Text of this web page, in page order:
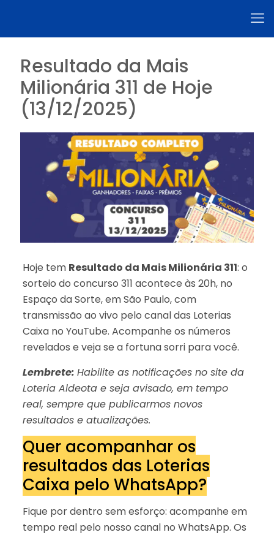
Resultado da Mais
Milionária 311 de Hoje
(13/12/2025)
Hoje tem Resultado da Mais Milionária 311: o
sorteio do concurso 311 acontece às 20h, no
Espaço da Sorte, em São Paulo, com
transmissão ao vivo pelo canal das Loterias
Caixa no YouTube. Acompanhe os números
revelados e veja se a fortuna sorri para você.
Lembrete: Habilite as notificações no site da
Loteria Aldeota e seja avisado, em tempo
real, sempre que publicarmos novos
resultados e atualizações.
Quer acompanhar os
resultados das Loterias
Caixa pelo WhatsApp?
Fique por dentro sem esforço: acompanhe em
tempo real pelo nosso canal no WhatsApp. Os